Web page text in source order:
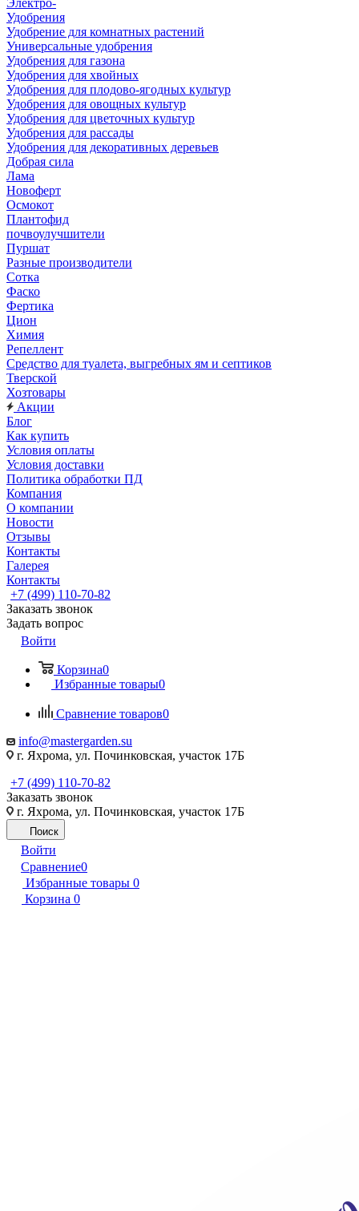
Электро-
Удобрения
Удобрение для комнатных растений
Универсальные удобрения
Удобрения для газона
Удобрения для хвойных
Удобрения для плодово-ягодных культур
Удобрения для овощных культур
Удобрения для цветочных культур
Удобрения для рассады
Удобрения для декоративных деревьев
Добрая сила
Лама
Новоферт
Осмокот
Плантофид
почвоулучшители
Пуршат
Разные производители
Сотка
Фаско
Фертика
Цион
Химия
Репеллент
Средство для туалета, выгребных ям и септиков
Тверской
Хозтовары
Акции
Блог
Как купить
Условия оплаты
Условия доставки
Политика обработки ПД
Компания
О компании
Новости
Отзывы
Контакты
Галерея
Контакты
+7 (499) 110-70-82
Заказать звонок
Задать вопрос
Войти
Корзина0
Избранные товары0
Сравнение товаров0
info@mastergarden.su
г. Яхрома, ул. Починковская, участок 17Б
+7 (499) 110-70-82
Заказать звонок
г. Яхрома, ул. Починковская, участок 17Б
Поиск
Войти
Сравнение0
Избранные товары 0
Корзина 0